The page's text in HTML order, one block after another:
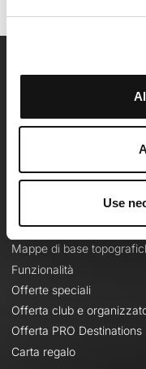
Use
OpenRunner
Lavora con noi
Contatti
Offerte
Mappe di base
Funzionalità
Offerte speciali
Offerta club e
Offerta PRO Destinations
Carta regalo